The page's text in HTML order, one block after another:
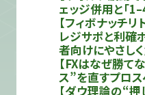
ェッジ併用と「
【フィボナッチ
レジサポと利確
者向けにやさし
【FXはなぜ勝て
ス”を直すプロ
【ダウ理論の“